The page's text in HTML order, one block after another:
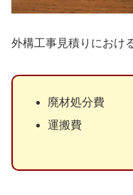
外構工事見積りにおけ
廃材処分費
運搬費